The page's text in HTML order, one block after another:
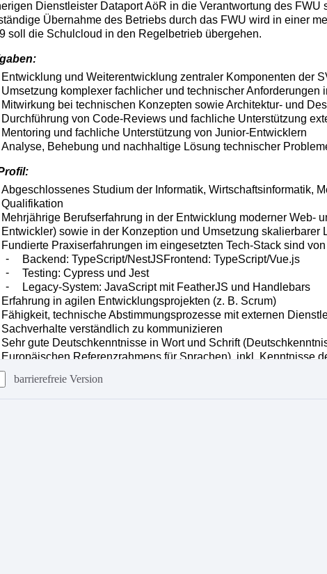
barrierefreie Version